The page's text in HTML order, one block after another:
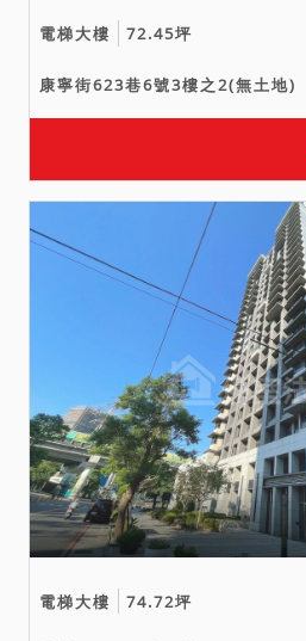
電梯大樓 72.45坪
康寧街623巷6號3樓之2(無土地)
電梯大樓 74.72坪